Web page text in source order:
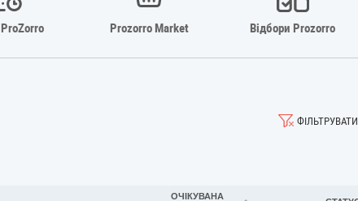
Prozorro Market Відбори Prozorro
ФІЛЬТРУВАТИ
ОЧІКУВАНА